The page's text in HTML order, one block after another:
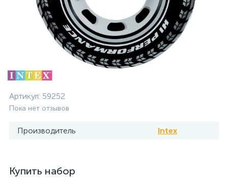
Артикул: 59252
Пока нет отзывов
Производитель Intex
Купить набор